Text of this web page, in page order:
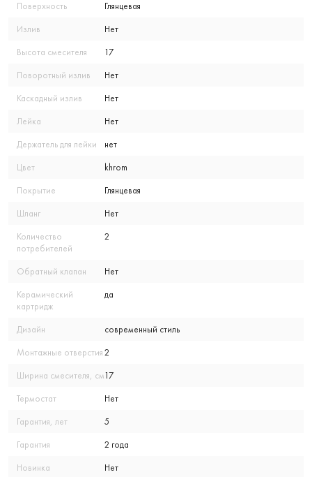
Поверхность Глянцевая
Излив Нет
Высота смесителя 17
Поворотный излив Нет
Каскадный излив Нет
Лейка Нет
Держатель для лейки нет
Цвет khrom
Покрытие Глянцевая
Шланг Нет
Количество
потребителей
2
Обратный клапан Нет
Керамический
картридж
да
Дизайн современный стиль
Монтажные отверстия 2
Ширина смесителя, см17
Термостат Нет
Гарантия, лет 5
Гарантия 2 года
Новинка Нет